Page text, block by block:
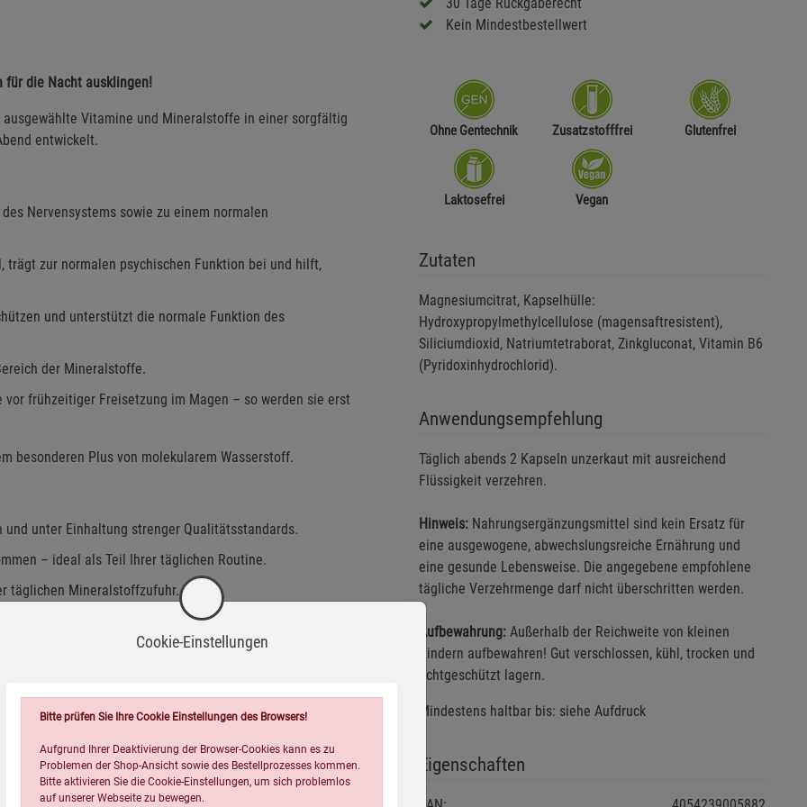
Kein Mindestbestellwert
für die Nacht ausklingen!
Vitamine und Mineralstoffe in einer sorgfältig
entwickelt.
Nervensystems sowie zu einem normalen
zur normalen psychischen Funktion bei und hilft,
und unterstützt die normale Funktion des
der Mineralstoffe.
frühzeitiger Freisetzung im Magen – so werden sie erst
besonderen Plus von molekularem Wasserstoff.
unter Einhaltung strenger Qualitätsstandards.
– ideal als Teil Ihrer täglichen Routine.
täglichen Mineralstoffzufuhr.
Konservierungsstoffen – für eine bewusst natürliche
Ohne Gentechnik Zusatzstofffrei Glutenfrei
Laktosefrei Vegan
Zutaten
Magnesiumcitrat, Kapselhülle:
Hydroxypropylmethylcellulose (magensaftresistent),
Siliciumdioxid, Natriumtetraborat, Zinkgluconat, Vitamin B6
(Pyridoxinhydrochlorid).
Anwendungsempfehlung
Täglich abends 2 Kapseln unzerkaut mit ausreichend
Flüssigkeit verzehren.
Hinweis:Nahrungsergänzungsmittel sind kein Ersatz für
eine ausgewogene, abwechslungsreiche Ernährung und
eine gesunde Lebensweise. Die angegebene empfohlene
tägliche Verzehrmenge darf nicht überschritten werden.
Aufbewahrung:Außerhalb der Reichweite von kleinen
Kindern aufbewahren! Gut verschlossen, kühl, trocken und
lichtgeschützt lagern.
Mindestens haltbar bis: siehe Aufdruck
Eigenschaften
Cookie-Einstellungen
Bitte prüfen Sie Ihre Cookie Einstellungen des Browsers!
Aufgrund Ihrer Deaktivierung der Browser-Cookies kann es zu
Problemen der Shop-Ansicht sowie des Bestellprozesses kommen.
Bitte aktivieren Sie die Cookie-Einstellungen, um sich problemlos
auf unserer Webseite zu bewegen.